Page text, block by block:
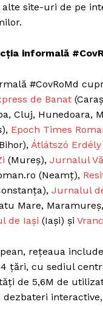
alte site-uri de pe
informală
#CovRoMd
de Banat
Cluj, Hunedoara,
Epoch Times
Átlátszó Erdély
(Mureș), Jurnalul
(Neamț),
Jurnalul
Mare,
de Iași (Iași) și
rețeaua
țări, cu sediul
de 5,6M de
interactive,